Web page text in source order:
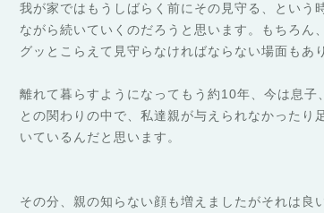
我が家ではもうしばらく前にその見守る、という
ながら続いていくのだろうと思います。もちろん
グッとこらえて見守らなければならない場面もあ
離れて暮らすようになってもう約10年、今は息子
との関わりの中で、私達親が与えられなかったり
いているんだと思います。
その分、親の知らない顔も増えましたがそれは良